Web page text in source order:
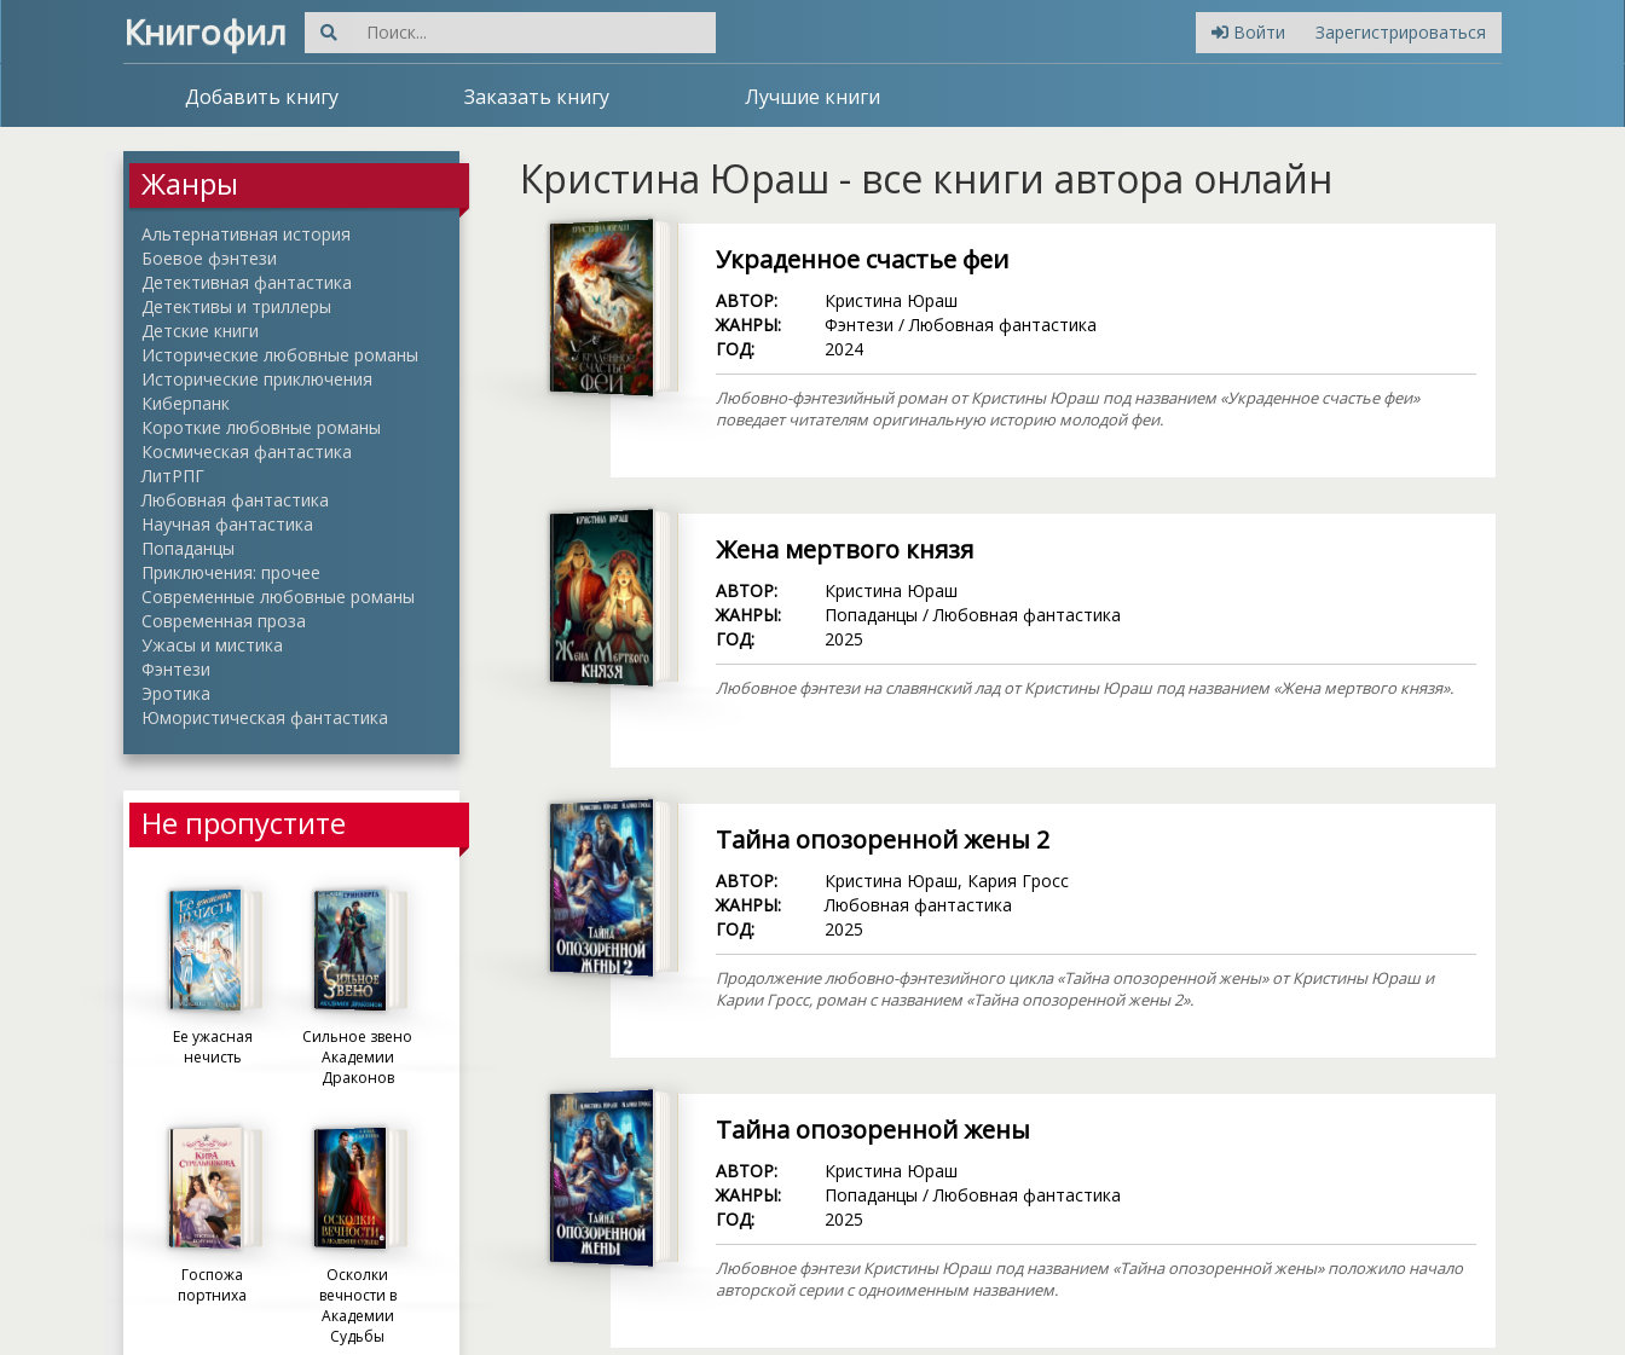
Книгофил Войти Зарегистрироваться
Добавить книгу Заказать книгу Лучшие книги
Жанры
Альтернативная история
Боевое фэнтези
Детективная фантастика
Детективы и триллеры
Детские книги
Исторические любовные романы
Исторические приключения
Киберпанк
Короткие любовные романы
Космическая фантастика
ЛитРПГ
Любовная фантастика
Научная фантастика
Попаданцы
Приключения: прочее
Современные любовные романы
Современная проза
Ужасы и мистика
Фэнтези
Эротика
Юмористическая фантастика
Не пропустите
Ее ужасная
нечисть
Сильное звено
Академии
Драконов
Госпожа
портниха
Осколки
вечности в
Академии
Судьбы
Кристина Юраш - все книги автора онлайн
Украденное счастье феи
АВТОР:
Кристина Юраш
ЖАНРЫ:
Фэнтези /Любовная фантастика
ГОД:
2024
Любовно-фэнтезийный роман от Кристины Юраш под названием «Украденное счастье феи»
поведает читателям оригинальную историю молодой феи.
Жена мертвого князя
АВТОР:
Кристина Юраш
ЖАНРЫ:
Попаданцы /Любовная фантастика
ГОД:
2025
Любовное фэнтези на славянский лад от Кристины Юраш под названием «Жена мертвого князя».
Тайна опозоренной жены 2
АВТОР: Кристина Юраш, Кария Гросс
ЖАНРЫ:
Любовная фантастика
ГОД:
2025
Продолжение любовно-фэнтезийного цикла «Тайна опозоренной жены» от Кристины Юраш и
Карии Гросс, роман с названием «Тайна опозоренной жены 2».
Тайна опозоренной жены
АВТОР:
Кристина Юраш
ЖАНРЫ:
Попаданцы /Любовная фантастика
ГОД:
2025
Любовное фэнтези Кристины Юраш под названием «Тайна опозоренной жены» положило начало
авторской серии с одноименным названием.